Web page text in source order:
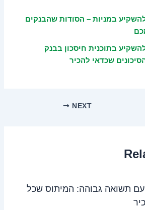
במניות – הסודות שהבנקים
בתוכנית חיסכון בבנק
שכדאי להכיר
NEXT
תשואה גבוהה: המיתוס שכל